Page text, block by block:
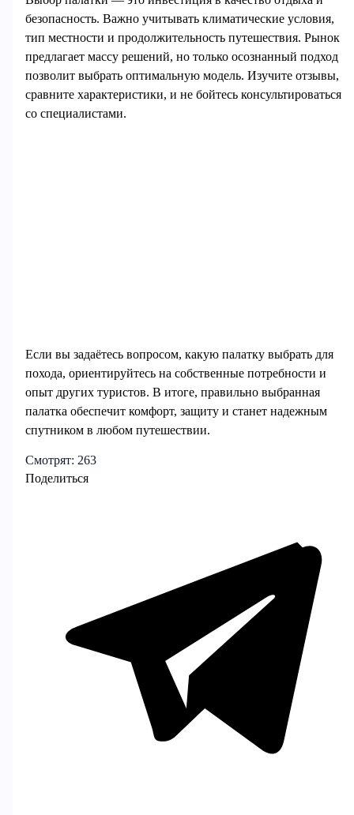
безопасность. Важно учитывать климатические условия,
тип местности и продолжительность путешествия. Рынок
предлагает массу решений, но только осознанный подход
позволит выбрать оптимальную модель. Изучите отзывы,
сравните характеристики, и не бойтесь консультироваться
со специалистами.
Если вы задаётесь вопросом, какую палатку выбрать для
похода, ориентируйтесь на собственные потребности и
опыт других туристов. В итоге, правильно выбранная
палатка обеспечит комфорт, защиту и станет надежным
спутником в любом путешествии.
Смотрят: 263
Поделиться